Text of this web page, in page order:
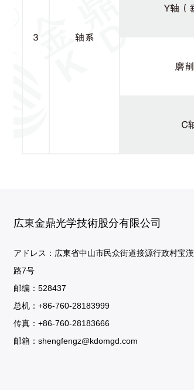
広東金鼎光学技術股分有限公司
アドレス：広東省中山市民众街道接源行政村宝漢
路7号
邮编：528437
总机：+86-760-28183999
传真：+86-760-28183666
邮箱： shengfengz@kdomgd.com